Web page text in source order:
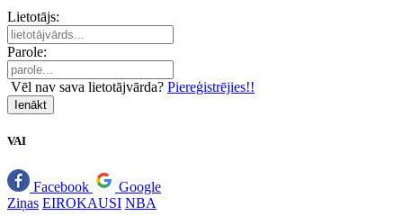
Lietotājs:
Parole:
Vēl nav sava lietotājvārda? Piereģistrējies!!
Ienākt
VAI
Facebook
Google
Ziņas EIROKAUSI NBA